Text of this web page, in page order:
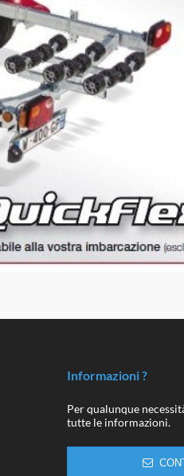
Informazioni ?
Per qualunque
tutte le informazioni.